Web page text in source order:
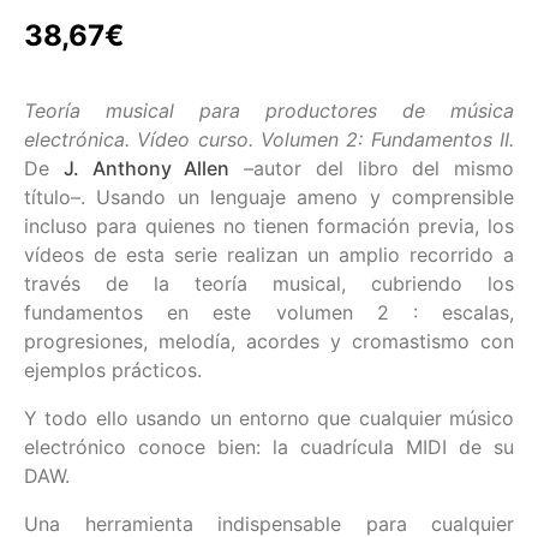
38,67€
Teoría musical para productores de música
electrónica. Vídeo curso. Volumen 2: Fundamentos II.
De J. Anthony Allen –autor del libro del mismo
título–. Usando un lenguaje ameno y comprensible
incluso para quienes no tienen formación previa, los
vídeos de esta serie realizan un amplio recorrido a
través de la teoría musical, cubriendo los
fundamentos en este volumen 2 : escalas,
progresiones, melodía, acordes y cromastismo con
ejemplos prácticos.
Y todo ello usando un entorno que cualquier músico
electrónico conoce bien: la cuadrícula MIDI de su
DAW.
Una herramienta indispensable para cualquier